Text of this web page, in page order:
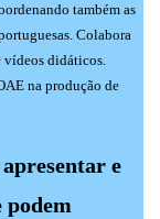
também as
Colabora
vídeos didáticos.
na produção de
e